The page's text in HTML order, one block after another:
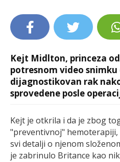
Kejt Midlton, princeza
potresnom video
dijagnostikovan rak
sprovedene posle
Kejt je otkrila i da je zbog
"preventivnoj" hemoterapiji,
svi detalji o njenom
je zabrinulo Britance kao